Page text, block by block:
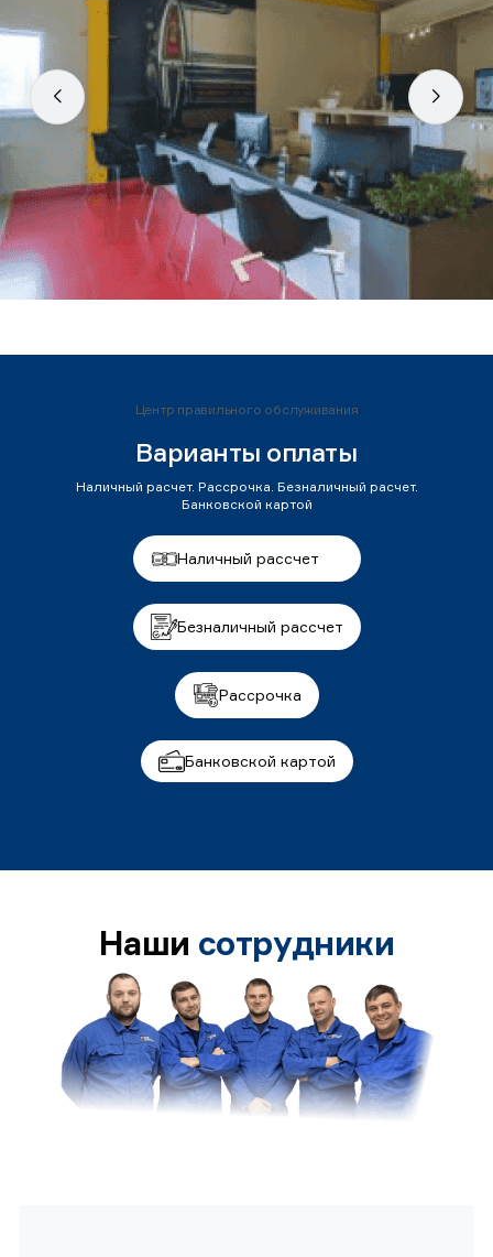
Центр правильного обслуживания
Варианты оплаты
Наличный расчет. Рассрочка. Безналичный расчет.
Банковской картой
Наличный рассчет
Безналичный рассчет
Рассрочка
Банковской картой
Наши сотрудники